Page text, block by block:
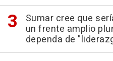
Sumar cree que
un frente amplio
dependa de